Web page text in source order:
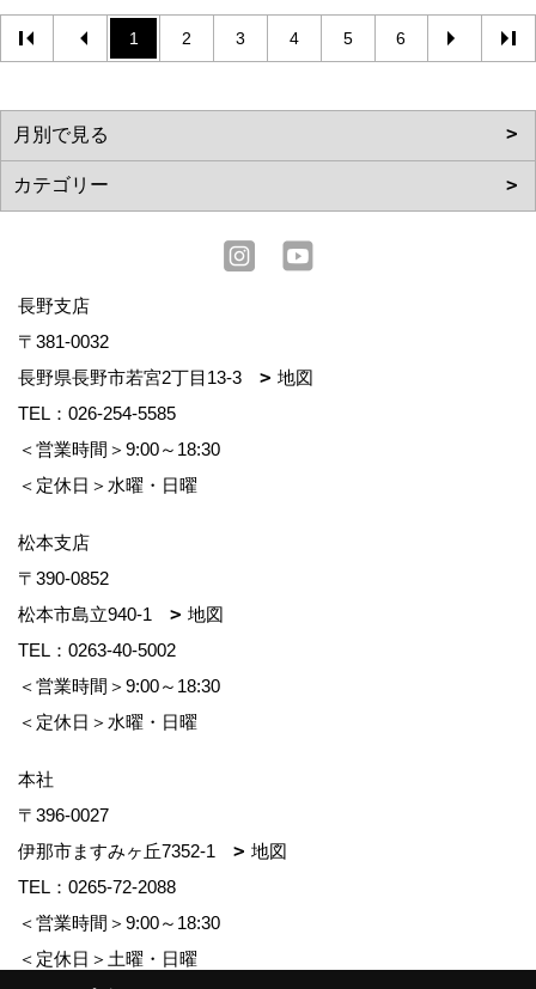
1 2 3 4 5 6
長野支店
〒381-0032
長野県長野市若宮2丁目13-3
地図
TEL： 026-254-5585
＜営業時間＞9:00～18:30
＜定休日＞水曜・日曜
松本支店
〒390-0852
松本市島立940-1
地図
TEL： 0263-40-5002
＜営業時間＞9:00～18:30
＜定休日＞水曜・日曜
本社
〒396-0027
伊那市ますみヶ丘7352-1
地図
TEL： 0265-72-2088
＜営業時間＞9:00～18:30
＜定休日＞土曜・日曜